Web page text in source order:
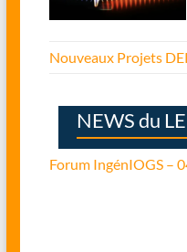
Nouveaux Projets
NEWS du
Forum IngénIOGS –